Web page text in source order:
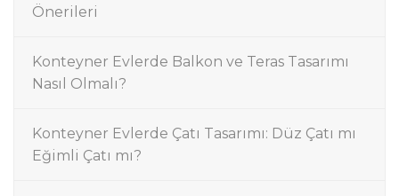
Önerileri
Konteyner Evlerde Balkon ve Teras Tasarımı
Nasıl Olmalı?
Konteyner Evlerde Çatı Tasarımı: Düz Çatı mı
Eğimli Çatı mı?